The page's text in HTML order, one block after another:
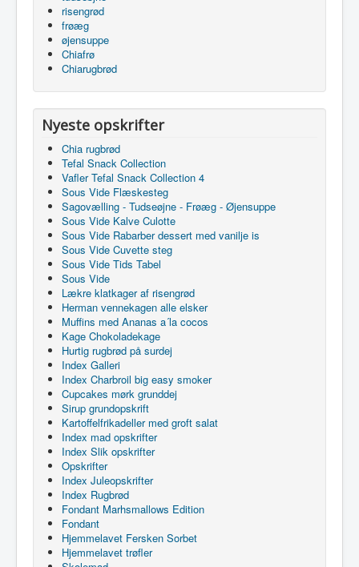
risengrød
frøæg
øjensuppe
Chiafrø
Chiarugbrød
Nyeste opskrifter
Chia rugbrød
Tefal Snack Collection
Vafler Tefal Snack Collection 4
Sous Vide Flæskesteg
Sagovælling - Tudseøjne - Frøæg - Øjensuppe
Sous Vide Kalve Culotte
Sous Vide Rabarber dessert med vanilje is
Sous Vide Cuvette steg
Sous Vide Tids Tabel
Sous Vide
Lækre klatkager af risengrød
Herman vennekagen alle elsker
Muffins med Ananas a´la cocos
Kage Chokoladekage
Hurtig rugbrød på surdej
Index Galleri
Index Charbroil big easy smoker
Cupcakes mørk grunddej
Sirup grundopskrift
Kartoffelfrikadeller med groft salat
Index mad opskrifter
Index Slik opskrifter
Opskrifter
Index Juleopskrifter
Index Rugbrød
Fondant Marhsmallows Edition
Fondant
Hjemmelavet Fersken Sorbet
Hjemmelavet trøfler